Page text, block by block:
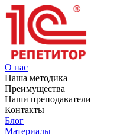
О нас
Наша методика
Преимущества
Наши преподаватели
Контакты
Блог
Материалы